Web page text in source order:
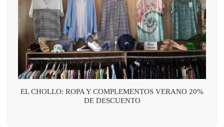
EL CHOLLO: ROPA Y COMPLEMENTOS VERANO 20%
DE DESCUENTO